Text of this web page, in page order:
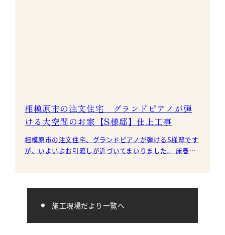
相模原市の注文住宅 グランドピアノが弾
ける大空間のお家【S様邸】仕上工事
相模原市の注文住宅、グランドピアノが弾けるS様邸です
が、いよいよお引渡しが近づいてまいりました。 床養生
施工現場だより一覧へ